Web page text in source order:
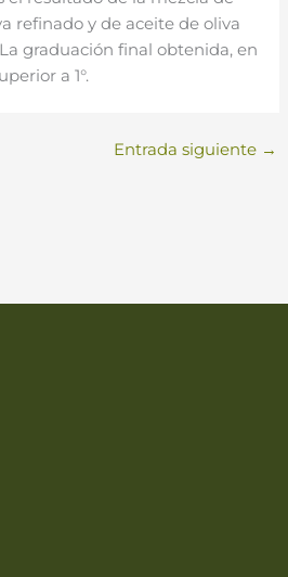
refinado y de aceite de oliva
graduación final obtenida, en
a 1°.
Entrada siguiente →